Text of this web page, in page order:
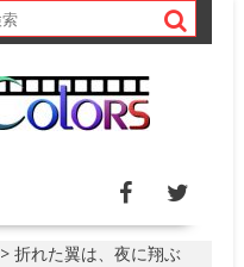
>折れた翼は、夜に翔ぶ